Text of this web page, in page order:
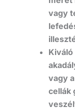
vagy
vagy
cellák